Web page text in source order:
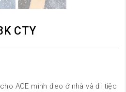
CTY
ACE mình đeo ở nhà và đi tiệc